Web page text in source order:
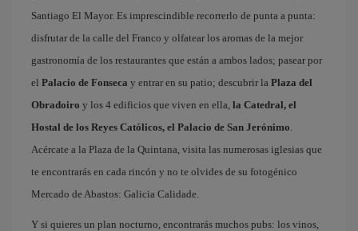
Santiago El Mayor. Es imprescindible recorrerlo de punta a punta:
disfrutar de la calle del Franco y olfatear los aromas de la mejor
gastronomía de los restaurantes que están a ambos lados; pasear por
el Palacio de Fonseca y entrar en su patio; descubrir la Plaza del
Obradoiro y los 4 edificios que viven en ella, la Catedral, el
Hostal de los Reyes Católicos, el Palacio de San Jerónimo.
Acércate a la Plaza de la Quintana, visita las numerosas iglesias que
te encontrarás en cada rincón y no te olvides de su fotogénico
Mercado de Abastos: Galicia Calidade.
Y si quieres un plan nocturno, encontrarás muchos pubs: los vinos,